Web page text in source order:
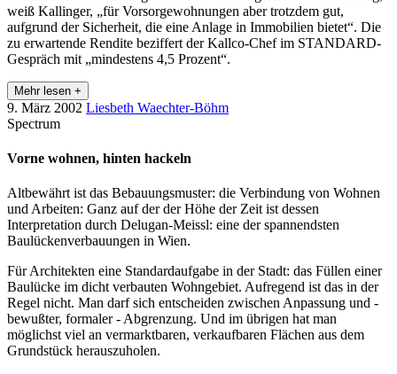
weiß Kallinger, „für Vorsorgewohnungen aber trotzdem gut,
aufgrund der Sicherheit, die eine Anlage in Immobilien bietet“. Die
zu erwartende Rendite beziffert der Kallco-Chef im STANDARD-
Gespräch mit „mindestens 4,5 Prozent“.
Mehr lesen +
9. März 2002 Liesbeth Waechter-Böhm
Spectrum
Vorne wohnen, hinten hackeln
Altbewährt ist das Bebauungsmuster: die Verbindung von Wohnen
und Arbeiten: Ganz auf der der Höhe der Zeit ist dessen
Interpretation durch Delugan-Meissl: eine der spannendsten
Baulückenverbauungen in Wien.
Für Architekten eine Standardaufgabe in der Stadt: das Füllen einer
Baulücke im dicht verbauten Wohngebiet. Aufregend ist das in der
Regel nicht. Man darf sich entscheiden zwischen Anpassung und -
bewußter, formaler - Abgrenzung. Und im übrigen hat man
möglichst viel an vermarktbaren, verkaufbaren Flächen aus dem
Grundstück herauszuholen.